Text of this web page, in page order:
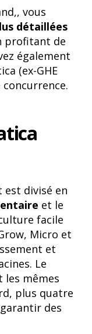
vous
détaillées
profitant de
également
(ex-GHE
est divisé en
et le
facile
Micro et
et
Le
les mêmes
plus quatre
des